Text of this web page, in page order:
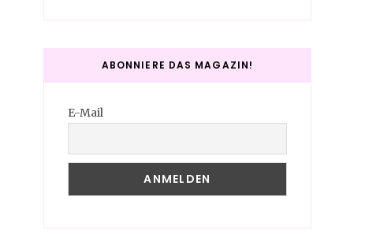
ABONNIERE DAS MAGAZIN!
E-Mail